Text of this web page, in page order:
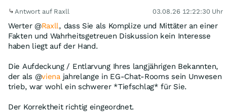
Antwort auf Raxll 03.08.26 12:22:30 Uhr
Werter @Raxll, dass Sie als Komplize und Mittäter an einer
Fakten und Wahrheitsgetreuen Diskussion kein Interesse
haben liegt auf der Hand.
Die Aufdeckung / Entlarvung Ihres langjährigen Bekannten,
der als @vienajahrelange in EG-Chat-Rooms sein Unwesen
trieb, war wohl ein schwerer *Tiefschlag* für Sie.
Der Korrektheit richtig eingeordnet.